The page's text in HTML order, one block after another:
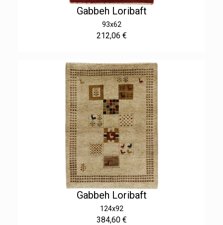
Gabbeh Loribaft
93x62
212,06 €
Gabbeh Loribaft
124x92
384,60 €